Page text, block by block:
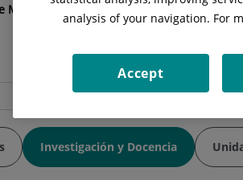
Maldonado Pérez
Investigación y Docencia
analysis of your navigation. For
Accept